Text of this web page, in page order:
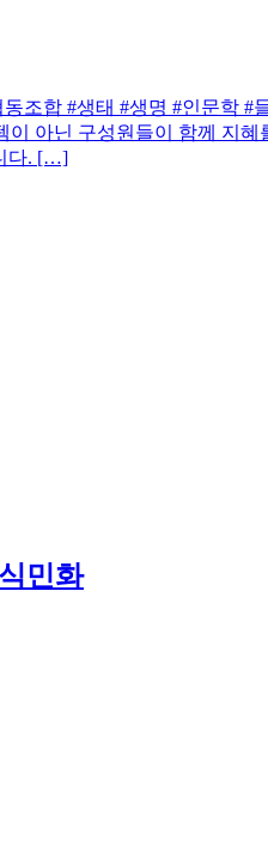
조합 #생태 #생명 #인문학 #
아닌 구성원들이 함께 지혜
다. […]
민화